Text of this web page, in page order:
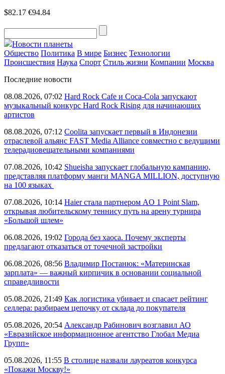
$82.17 €94.84
Новости планеты
Общество Политика В мире Бизнес Технологии
Происшествия Наука Спорт Стиль жизни Компании Москва
Последние новости
08.08.2026, 07:02 Hard Rock Cafe и Coca-Cola запускают
музыкальный конкурс Hard Rock Rising для начинающих
артистов
08.08.2026, 07:12 Coolita запускает первый в Индонезии
отраслевой альянс FAST Media Alliance совместно с ведущими
телерадиовещательными компаниями
07.08.2026, 10:42 Shueisha запускает глобальную кампанию,
представляя платформу манги MANGA MILLION, доступную
на 100 языках
07.08.2026, 10:14 Haier стала партнером AO 1 Point Slam,
открывая любительскому теннису путь на арену турнира
«Большой шлем»
06.08.2026, 19:02 Города без хаоса. Почему эксперты
предлагают отказаться от точечной застройки
06.08.2026, 08:56 Владимир Постанюк: «Материнская
зарплата» — важный кирпичик в основании социальной
справедливости
05.08.2026, 21:49 Как логистика убивает и спасает рейтинг
селлера: разбираем цепочку от склада до покупателя
05.08.2026, 20:54 Александр Рабинович возглавил АО
«Евразийское информационное агентство Глобал Медиа
Групп»
05.08.2026, 11:55 В столице назвали лауреатов конкурса
«Покажи Москву!»